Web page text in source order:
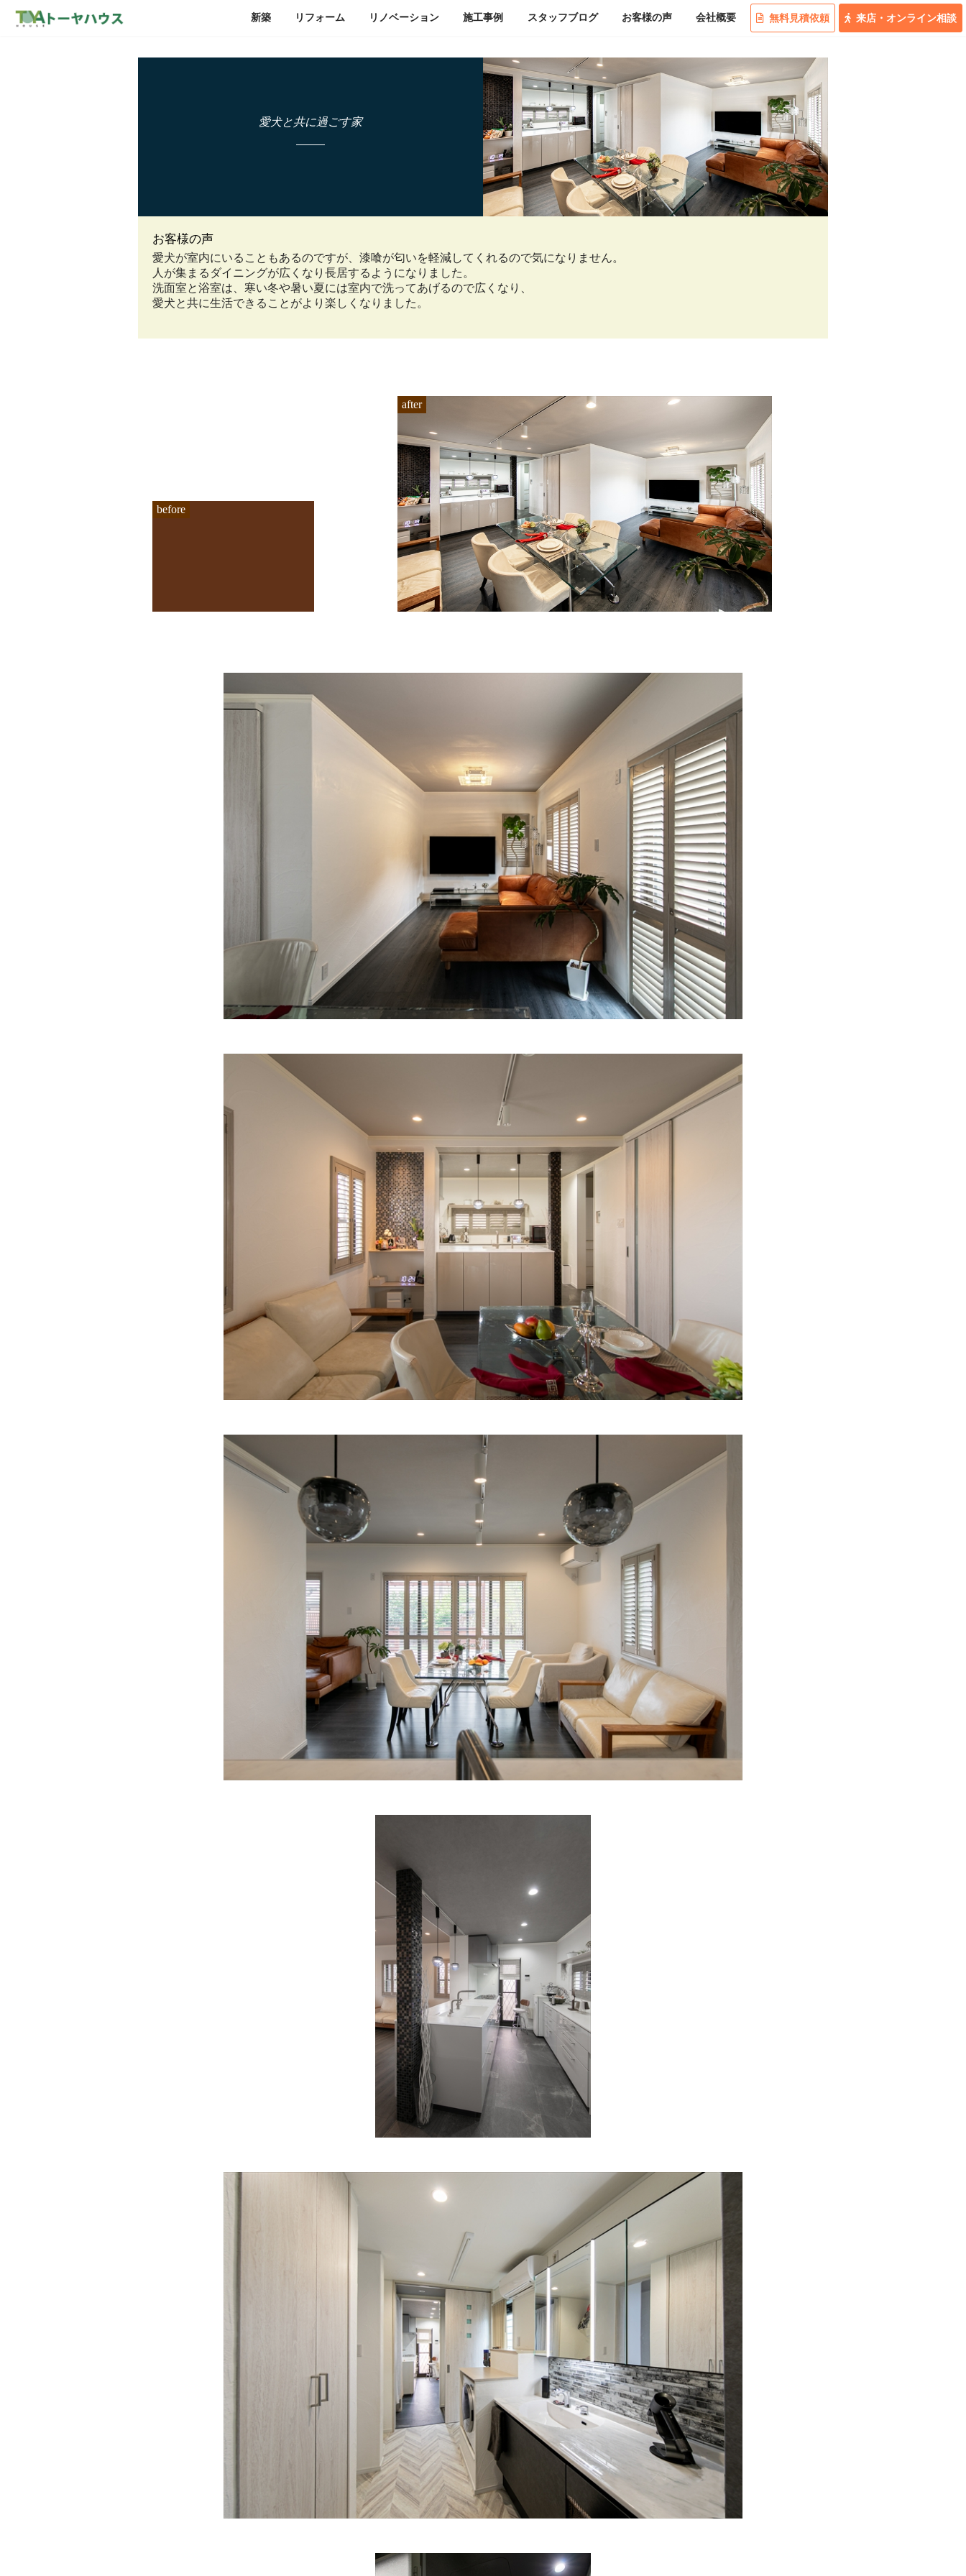
無料 見積依頼 来店 ・ オンライン相談
新築 リフォーム リノベーション 施工事例 スタッフブログ お客様の声 会社概要
愛犬と共に過ごす家
お客様の声
愛犬が室内にいることもあるのですが、漆喰が匂いを軽減してくれるので気になりません。
人が集まるダイニングが広くなり長居するようになりました。
洗面室と浴室は、寒い冬や暑い夏には室内で洗ってあげるので広くなり、
愛犬と共に生活できることがより楽しくなりました。
before
after